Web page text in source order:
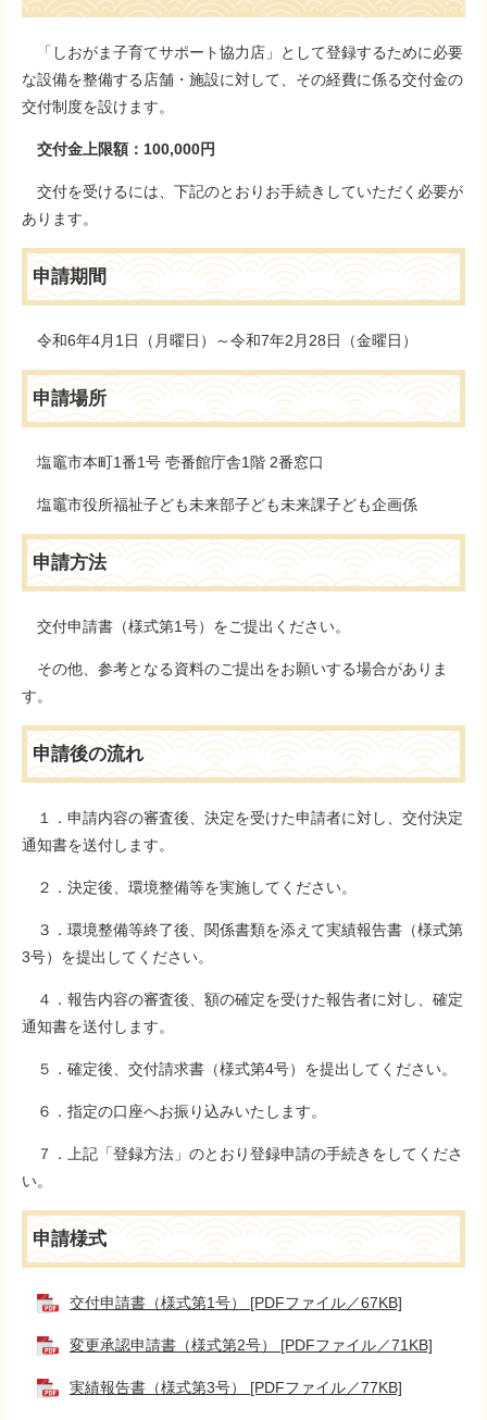
「しおがま子育てサポート協力店」として登録するために必要
な設備を整備する店舗・施設に対して、その経費に係る交付金の
交付制度を設けます。
交付金上限額：100,000円
交付を受けるには、下記のとおりお手続きしていただく必要が
あります。
申請期間
令和6年4月1日（月曜日）～令和7年2月28日（金曜日）
申請場所
塩竈市本町1番1号 壱番館庁舎1階 2番窓口
塩竈市役所福祉子ども未来部子ども未来課子ども企画係
申請方法
交付申請書（様式第1号）をご提出ください。
その他、参考となる資料のご提出をお願いする場合がありま
す。
申請後の流れ
１．申請内容の審査後、決定を受けた申請者に対し、交付決定
通知書を送付します。
２．決定後、環境整備等を実施してください。
３．環境整備等終了後、関係書類を添えて実績報告書（様式第
3号）を提出してください。
４．報告内容の審査後、額の確定を受けた報告者に対し、確定
通知書を送付します。
５．確定後、交付請求書（様式第4号）を提出してください。
６．指定の口座へお振り込みいたします。
７．上記「登録方法」のとおり登録申請の手続きをしてくださ
い。
申請様式
交付申請書（様式第1号） [PDFファイル／67KB]
変更承認申請書（様式第2号） [PDFファイル／71KB]
実績報告書（様式第3号） [PDFファイル／77KB]